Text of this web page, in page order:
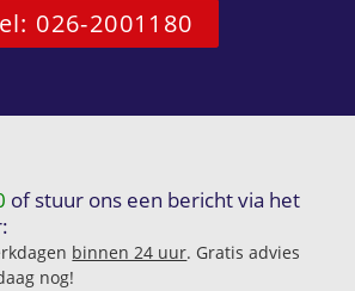
026-2001180
of stuur ons een bericht via het
binnen 24 uur. Gratis advies
nog!